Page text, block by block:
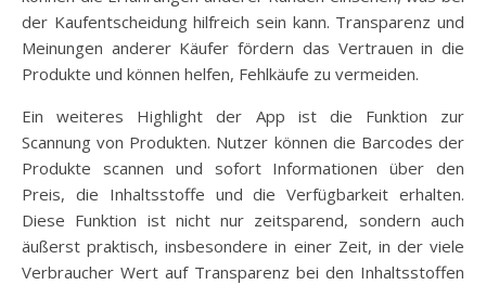
der Kaufentscheidung hilfreich sein kann. Transparenz und
Meinungen anderer Käufer fördern das Vertrauen in die
Produkte und können helfen, Fehlkäufe zu vermeiden.
Ein weiteres Highlight der App ist die Funktion zur
Scannung von Produkten. Nutzer können die Barcodes der
Produkte scannen und sofort Informationen über den
Preis, die Inhaltsstoffe und die Verfügbarkeit erhalten.
Diese Funktion ist nicht nur zeitsparend, sondern auch
äußerst praktisch, insbesondere in einer Zeit, in der viele
Verbraucher Wert auf Transparenz bei den Inhaltsstoffen